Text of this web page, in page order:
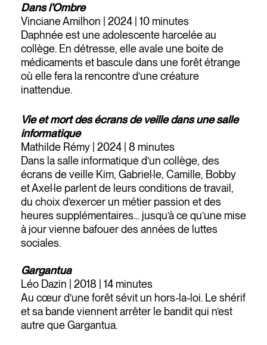
Dans l’Ombre
Vinciane Amilhon | 2024 | 10 minutes
Daphnée est une adolescente harcelée au
collège. En détresse, elle avale une boite de
médicaments et bascule dans une forêt étrange
où elle fera la rencontre d’une créature
inattendue.
Vie et mort des écrans de veille dans une salle
informatique
Mathilde Rémy | 2024 | 8 minutes
Dans la salle informatique d’un collège, des
écrans de veille Kim, Gabriel·le, Camille, Bobby
et Axel·le parlent de leurs conditions de travail,
du choix d’exercer un métier passion et des
heures supplémentaires… jusqu’à ce qu’une mise
à jour vienne bafouer des années de luttes
sociales.
Gargantua
Léo Dazin | 2018 | 14 minutes
Au cœur d’une forêt sévit un hors-la-loi. Le shérif
et sa bande viennent arrêter le bandit qui n’est
autre que Gargantua.